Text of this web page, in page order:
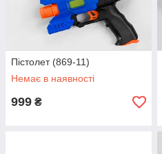
Пістолет (869-11)
Немає в наявності
999 ₴